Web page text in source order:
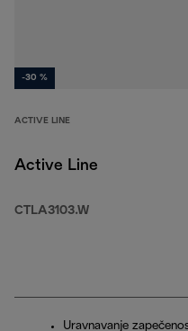
-30 %
ACTIVE LINE
Active Line
CTLA3103.W
Uravnavanje